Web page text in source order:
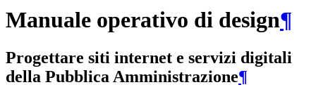
Manuale operativo di design¶
Progettare siti internet e servizi digitali
della Pubblica Amministrazione¶